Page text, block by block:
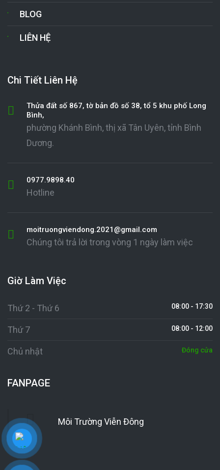
BLOG
LIÊN HỆ
Chi Tiết Liên Hệ
Thửa đất số 867, tờ bản đồ số 38, tổ 5 khu phố Long
Bình,
phường Khánh Bình, thị xã Tân Uyên, tỉnh Bình
Dương.
0977.9898.40
Hotline
moitruongviendong.2021@gmail.com
Chúng tôi trả lời trong vòng 1 ngày làm việc
Giờ Làm Việc
Thứ 2 - Thứ 6 08:00 - 17:30
Thứ 7 08:00 - 12:00
Chủ nhật Đóng cửa
FANPAGE
Môi Trường Viễn Đông